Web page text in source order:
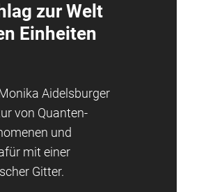
zur Welt
Einheiten
Aidelsburger
von Quanten-
und
mit einer
Gitter.